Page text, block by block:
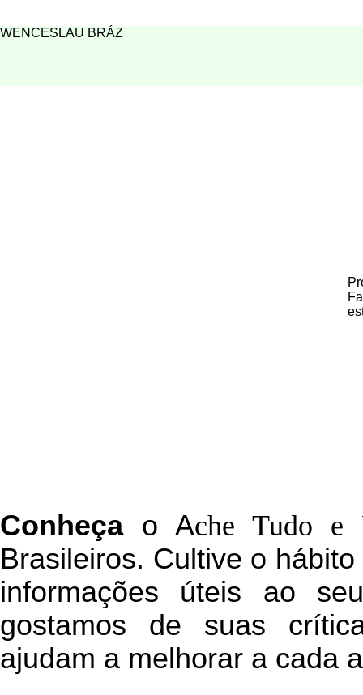
WENCESLAU BRÁZ
Conheçao Ache Tudo e
Brasileiros. Cultive o
informações úteis ao
gostamos de suas
ajudam a melhorar a cada